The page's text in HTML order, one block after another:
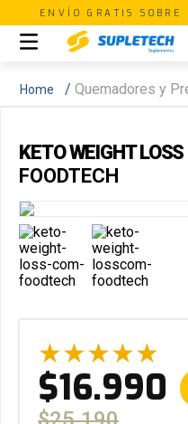
ENVÍO GRATIS
Quemadores y
KETO WEIGHT
FOODTECH
★★★★★
$16.990